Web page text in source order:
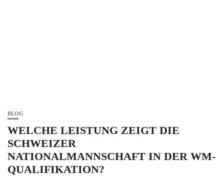
BLOG
WELCHE LEISTUNG ZEIGT DIE
SCHWEIZER
NATIONALMANNSCHAFT IN DER WM-
QUALIFIKATION?